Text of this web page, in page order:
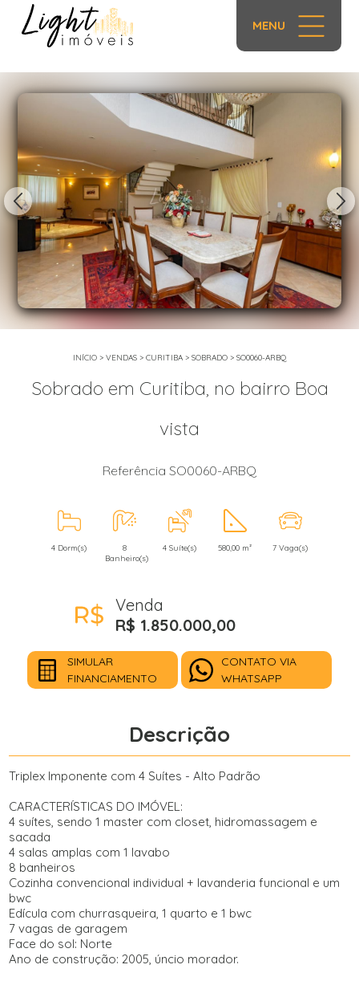
MENU
INÍCIO > VENDAS > CURITIBA > SOBRADO > SO0060-ARBQ
Sobrado em Curitiba, no bairro Boa
vista
Referência SO0060-ARBQ
4 Dorm(s)
8
Banheiro(s)
4 Suíte(s) 580,00 m² 7 Vaga(s)
Venda
R$ 1.850.000,00
SIMULAR
FINANCIAMENTO
CONTATO VIA
WHATSAPP
Descrição
Triplex Imponente com 4 Suítes - Alto Padrão
CARACTERÍSTICAS DO IMÓVEL:
4 suítes, sendo 1 master com closet, hidromassagem e
sacada
4 salas amplas com 1 lavabo
8 banheiros
Cozinha convencional individual + lavanderia funcional e um
bwc
Edícula com churrasqueira, 1 quarto e 1 bwc
7 vagas de garagem
Face do sol: Norte
Ano de construção: 2005, úncio morador.